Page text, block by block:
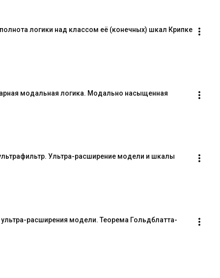
логики над классом её (конечных) шкал Крипке
модальная логика. Модально насыщенная
Ультра-расширение модели и шкалы
расширения модели. Теорема Гольдблатта-